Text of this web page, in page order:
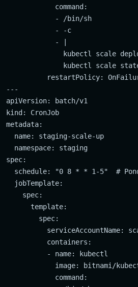
            command:
            - /bin/sh
            - -c
            - |
kubectl scale
kubectl scale
restartPolicy:
---
apiVersion: batch/v1
kind: CronJob
metadata:
  name: staging-scale-up
  namespace: staging
spec:
schedule: "0 8 * * 1-5"  #
  jobTemplate:
    spec:
      template:
        spec:
serviceAccountName:
          containers:
          - name: kubectl
image: bitnami/
            command: